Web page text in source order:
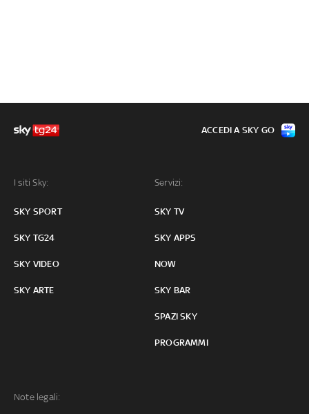
I siti Sky:
SKY SPORT
SKY TG24
SKY VIDEO
SKY ARTE
Servizi:
SKY TV
SKY APPS
NOW
SKY BAR
SPAZI SKY
PROGRAMMI
Note legali:
ACCEDI A SKY GO